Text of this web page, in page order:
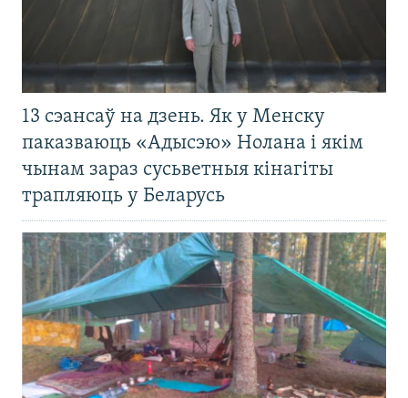
13 сэансаў на дзень. Як у Менску
паказваюць «Адысэю» Нолана і якім
чынам зараз сусьветныя кінагіты
трапляюць у Беларусь